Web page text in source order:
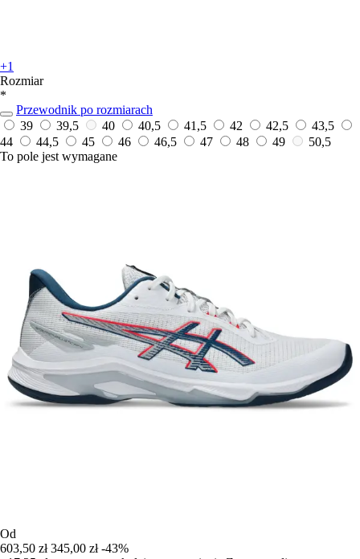
+1
Rozmiar
*
Przewodnik po rozmiarach
39
39,5 40 40,5 41,5 42 42,5
43,5
44
44,5 45 46 46,5 47 48 49
50,5
To pole jest wymagane
Od
603,50 zł 345,00 zł -43%